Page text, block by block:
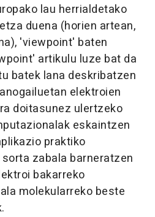
lau herrialdetako
duena (horien artean,
'viewpoint' baten
artikulu luze bat da
batek lana deskribatzen
elektroien
doitasunez ulertzeko
eskaintzen
praktiko
zabala barneratzen
bakarreko
molekularreko beste